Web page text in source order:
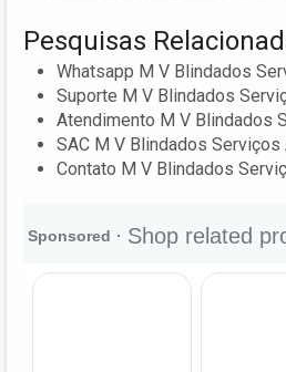
Pesquisas
Whatsapp M V Blindados
Suporte M V Blindados
Atendimento M V Blindados
SAC M V Blindados
Contato M V Blindados